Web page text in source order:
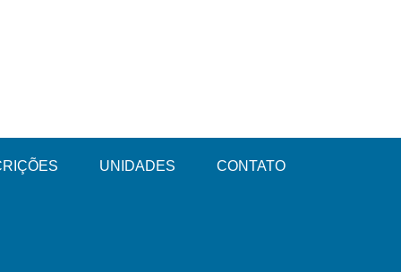
UNIDADES CONTATO